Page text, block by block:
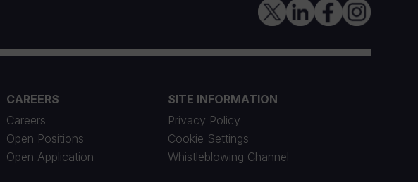
CAREERS
Careers
Open Positions
Open Application
SITE INFORMATION
Privacy Policy
Cookie Settings
Whistleblowing Channel